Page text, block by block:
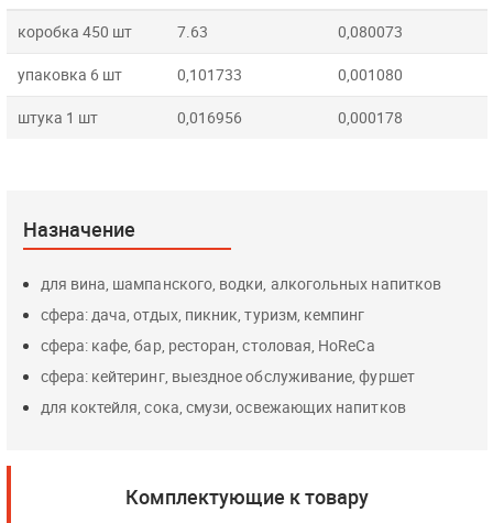
коробка 450 шт 7.63 0,080073
упаковка 6 шт 0,101733 0,001080
штука 1 шт 0,016956 0,000178
Назначение
для вина, шампанского, водки, алкогольных напитков
сфера: дача, отдых, пикник, туризм, кемпинг
сфера: кафе, бар, ресторан, столовая, HoReCa
сфера: кейтеринг, выездное обслуживание, фуршет
для коктейля, сока, смузи, освежающих напитков
Комплектующие к товару